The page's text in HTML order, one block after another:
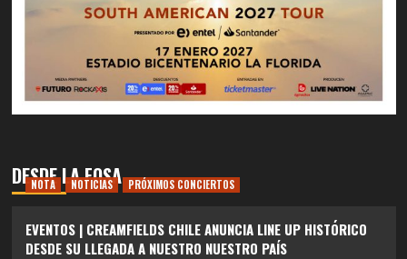
DESDE LA FOSA
NOTA NOTICIAS PRÓXIMOS CONCIERTOS
EVENTOS | CREAMFIELDS CHILE ANUNCIA LINE UP HISTÓRICO
DESDE SU LLEGADA A NUESTRO NUESTRO PAÍS